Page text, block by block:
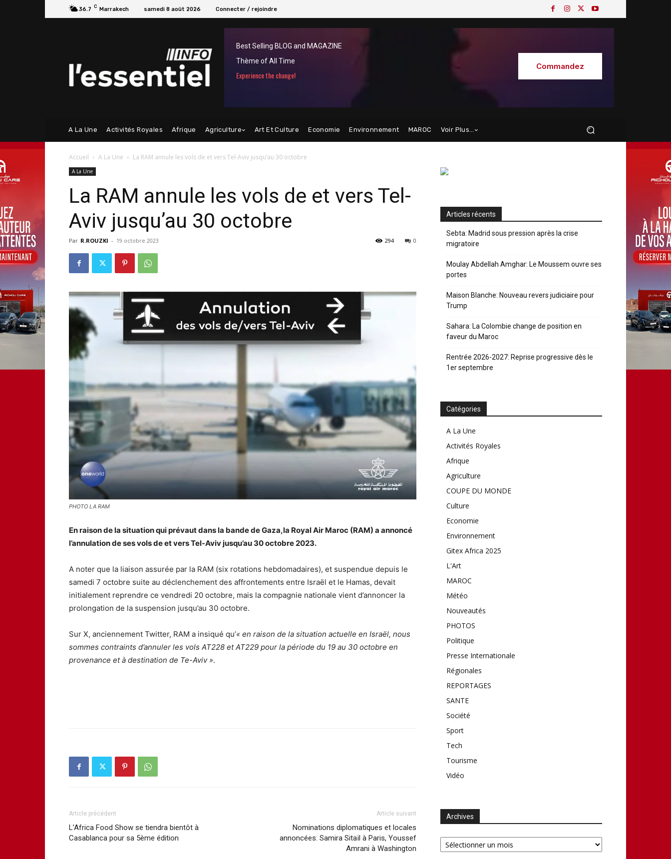
36.7 C Marrakech samedi 8 août 2026 Connecter / rejoindre
Best Selling BLOG and MAGAZINE
Thème of All Time
Experience the change!
Commandez
A La Une Activités Royales Afrique Agriculture Art Et Culture Economie Environnement MAROC Voir Plus…
Accueil A La Une La RAM annule les vols de et vers Tel-Aviv jusqu’au 30 octobre
A La Une
La RAM annule les vols de et vers Tel-
Aviv jusqu’au 30 octobre
Par R.ROUZKI - 19 octobre 2023 0
294
PHOTO LA RAM
En raison de la situation qui prévaut dans la bande de Gaza,la Royal Air Maroc (RAM) a annoncé
l’annulation de ses vols de et vers Tel-Aviv jusqu’au 30 octobre 2023.
A noter que la liaison assurée par la RAM (six rotations hebdomadaires), et suspendue depuis le
samedi 7 octobre suite au déclenchement des affrontements entre Israël et le Hamas, devait
initialement reprendre ce vendredi 20 octobre, mais la compagnie nationale vient d’annoncer la
prolongation de la suspension jusqu’au 30 octobre.
Sur X, anciennement Twitter, RAM a insiqué qu’« en raison de la situation actuelle en Israël, nous
sommes contraints d’annuler les vols AT228 et AT229 pour la période du 19 au 30 octobre en
provenance et à destination de Te-Aviv ».
Article précédent
L’Africa Food Show se tiendra bientôt à
Casablanca pour sa 5ème édition
Article suivant
Nominations diplomatiques et locales
annoncées: Samira Sitaïl à Paris, Youssef
Amrani à Washington
Articles récents
Sebta: Madrid sous pression après la crise
migratoire
Moulay Abdellah Amghar: Le Moussem ouvre ses
portes
Maison Blanche: Nouveau revers judiciaire pour
Trump
Sahara: La Colombie change de position en
faveur du Maroc
Rentrée 2026-2027: Reprise progressive dès le
1er septembre
Catégories
A La Une
Activités Royales
Afrique
Agriculture
COUPE DU MONDE
Culture
Economie
Environnement
Gitex Africa 2025
L'Art
MAROC
Météo
Nouveautés
PHOTOS
Politique
Presse Internationale
Régionales
REPORTAGES
SANTE
Société
Sport
Tech
Tourisme
Vidéo
Archives
Archives